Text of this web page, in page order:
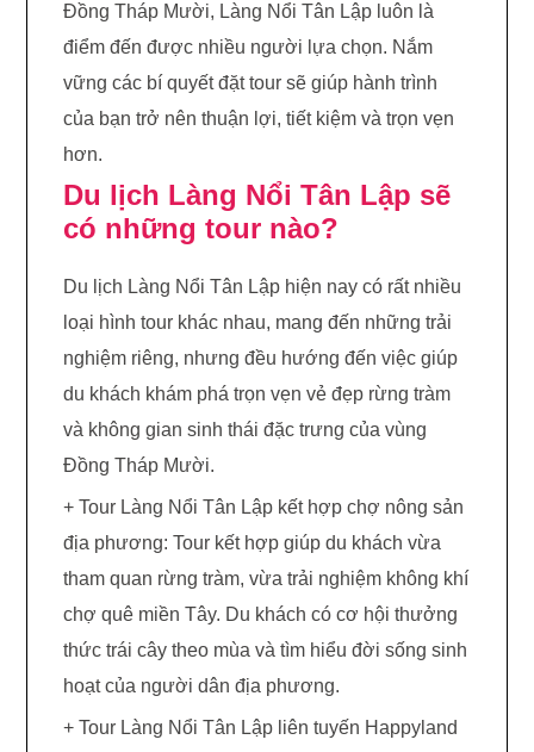
Đồng Tháp Mười, Làng Nổi Tân Lập luôn là
điểm đến được nhiều người lựa chọn. Nắm
vững các bí quyết đặt tour sẽ giúp hành trình
của bạn trở nên thuận lợi, tiết kiệm và trọn vẹn
hơn.
Du lịch Làng Nổi Tân Lập sẽ
có những tour nào?
Du lịch Làng Nổi Tân Lập hiện nay có rất nhiều
loại hình tour khác nhau, mang đến những trải
nghiệm riêng, nhưng đều hướng đến việc giúp
du khách khám phá trọn vẹn vẻ đẹp rừng tràm
và không gian sinh thái đặc trưng của vùng
Đồng Tháp Mười.
+ Tour Làng Nổi Tân Lập kết hợp chợ nông sản
địa phương: Tour kết hợp giúp du khách vừa
tham quan rừng tràm, vừa trải nghiệm không khí
chợ quê miền Tây. Du khách có cơ hội thưởng
thức trái cây theo mùa và tìm hiểu đời sống sinh
hoạt của người dân địa phương.
+ Tour Làng Nổi Tân Lập liên tuyến Happyland